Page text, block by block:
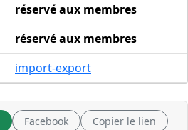
réservé aux membres
réservé aux membres
import-export
Facebook Copier le lien